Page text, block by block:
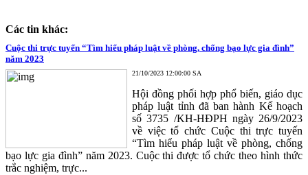
Các tin khác:
Cuộc thi trực tuyến “Tìm hiểu pháp luật về phòng, chống bạo lực gia đình”
năm 2023
21/10/2023 12:00:00 SA
Hội đồng phối hợp phổ biến, giáo dục
pháp luật tỉnh đã ban hành Kế hoạch
số 3735 /KH-HĐPH ngày 26/9/2023
về việc tổ chức Cuộc thi trực tuyến
“Tìm hiểu pháp luật về phòng, chống
bạo lực gia đình” năm 2023. Cuộc thi được tổ chức theo hình thức
trắc nghiệm, trực...